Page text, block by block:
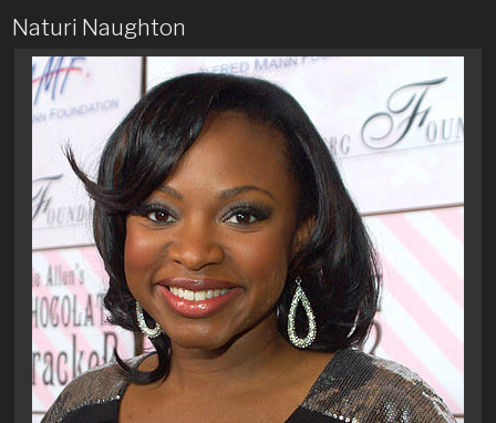
Naturi Naughton